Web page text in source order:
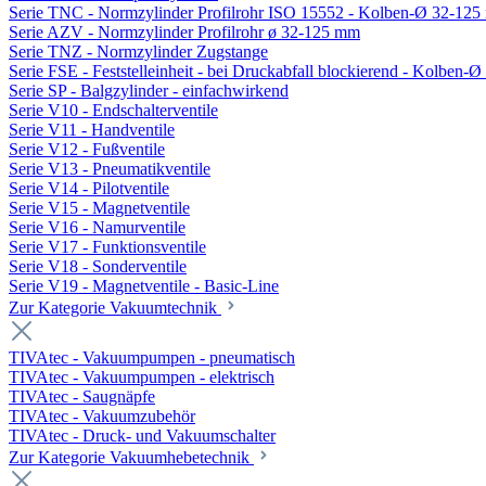
Serie TNC - Normzylinder Profilrohr ISO 15552 - Kolben-Ø 32-125
Serie AZV - Normzylinder Profilrohr ø 32-125 mm
Serie TNZ - Normzylinder Zugstange
Serie FSE - Feststelleinheit - bei Druckabfall blockierend - Kolben-Ø
Serie SP - Balgzylinder - einfachwirkend
Serie V10 - Endschalterventile
Serie V11 - Handventile
Serie V12 - Fußventile
Serie V13 - Pneumatikventile
Serie V14 - Pilotventile
Serie V15 - Magnetventile
Serie V16 - Namurventile
Serie V17 - Funktionsventile
Serie V18 - Sonderventile
Serie V19 - Magnetventile - Basic-Line
Zur Kategorie Vakuumtechnik
TIVAtec - Vakuumpumpen - pneumatisch
TIVAtec - Vakuumpumpen - elektrisch
TIVAtec - Saugnäpfe
TIVAtec - Vakuumzubehör
TIVAtec - Druck- und Vakuumschalter
Zur Kategorie Vakuumhebetechnik